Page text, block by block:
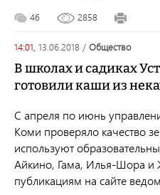
46 2858
14:01, 13.06.2018 / общество
В школах и садиках
готовили каши из
С апреля по июнь
Коми проверяло качество
используют
Айкино, Гама, Илья-Шора и
публикациям на сайте